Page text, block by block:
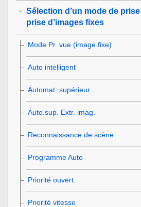
Sélection d’un mode de
prise d’images fixes
Mode Pr. vue (image fixe)
Auto intelligent
Automat. supérieur
Auto.sup. Extr. imag.
Reconnaissance de scène
Programme Auto
Priorité ouvert.
Priorité vitesse